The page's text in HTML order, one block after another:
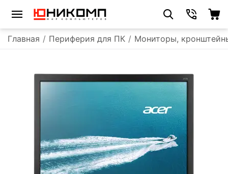
Главная / Периферия для ПК / Мониторы,